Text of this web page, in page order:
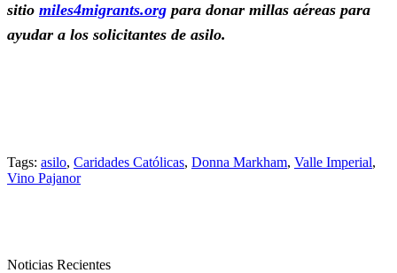
sitio miles4migrants.org para donar millas aéreas para
ayudar a los solicitantes de asilo.
Tags: asilo, Caridades Católicas, Donna Markham, Valle Imperial,
Vino Pajanor
Noticias Recientes